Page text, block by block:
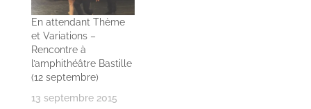
En attendant Thème
et Variations –
Rencontre à
l’amphithéâtre Bastille
(12 septembre)
13 septembre 2015